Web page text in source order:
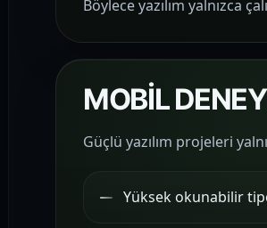
Böylece yazılım yalnızca
MOBİL
Güçlü yazılım projeleri
Yüksek okunabilir